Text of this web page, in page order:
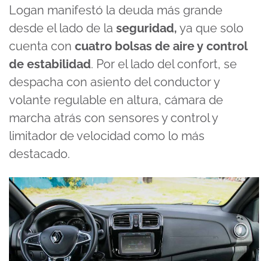
Logan manifestó la deuda más grande
desde el lado de la seguridad, ya que solo
cuenta con cuatro bolsas de aire y control
de estabilidad. Por el lado del confort, se
despacha con asiento del conductor y
volante regulable en altura, cámara de
marcha atrás con sensores y control y
limitador de velocidad como lo más
destacado.